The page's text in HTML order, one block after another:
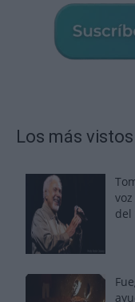
Los más vistos
del